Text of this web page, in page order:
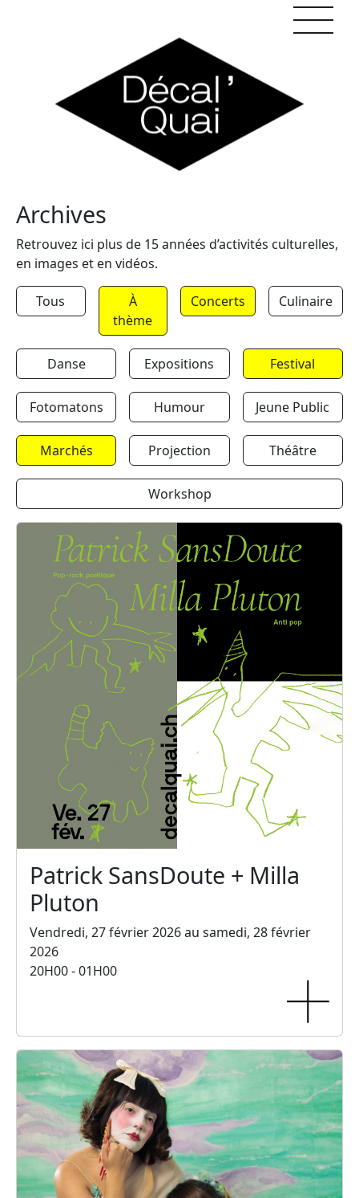
Archives
Retrouvez ici plus de 15 années d’activités culturelles,
en images et en vidéos.
Tous
À
thème
Concerts Culinaire
Danse Expositions Festival
Fotomatons Humour Jeune Public
Marchés Projection Théâtre
Workshop
Patrick SansDoute + Milla
Pluton
Vendredi, 27 février 2026 au samedi, 28 février
2026
20H00 - 01H00